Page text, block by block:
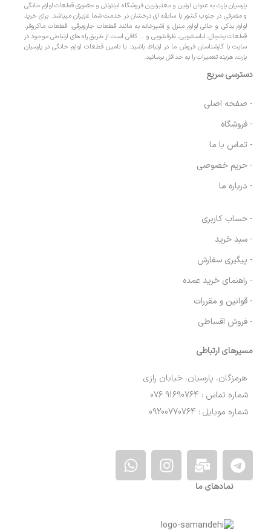
پارسیان پارت به عنوان اولین و معتبرترین فروشگاه اینترنتی و حضوری قطعات لوازم خانگی
و مصرفی در جنوب کشور با سابقه ای درخشان در خدمت شما عزیزان میباشد. برای خرید
لوازم یدکی و جانی لوازم منزل و آشپزخانه به مانند قطعات جاروبرقی، قطعات ماکروفر،
قطعات یخچال، لباسشویی، ظرفشویی و … کافی است از طریق راه های ارتباطی موجود در
سایت با کارشناسان فروش ما در ارتباط باشید. با تامین قطعات لوازم خانگی در پارسیان
پارت، هزینه تعمیرات را به حداقل برسانید.
دسترسی سریع
- صفحه اصلی
- فروشگاه
- تماس با ما
- حریم خصوصی
- درباره ما
- حساب کاربری
- سبد خرید
- پیگیری سفارش
- راهنمای خرید عمده
- قوانین و مقررات
- فروش اقساطی
مسیرهای ارتباطی
هرمزگان، پارسیان، خیابان رازی
شماره تماس : 91690764 076
شماره موبایل : 09200770764
نمادهای ما